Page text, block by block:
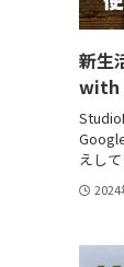
新生
with
えし
2024